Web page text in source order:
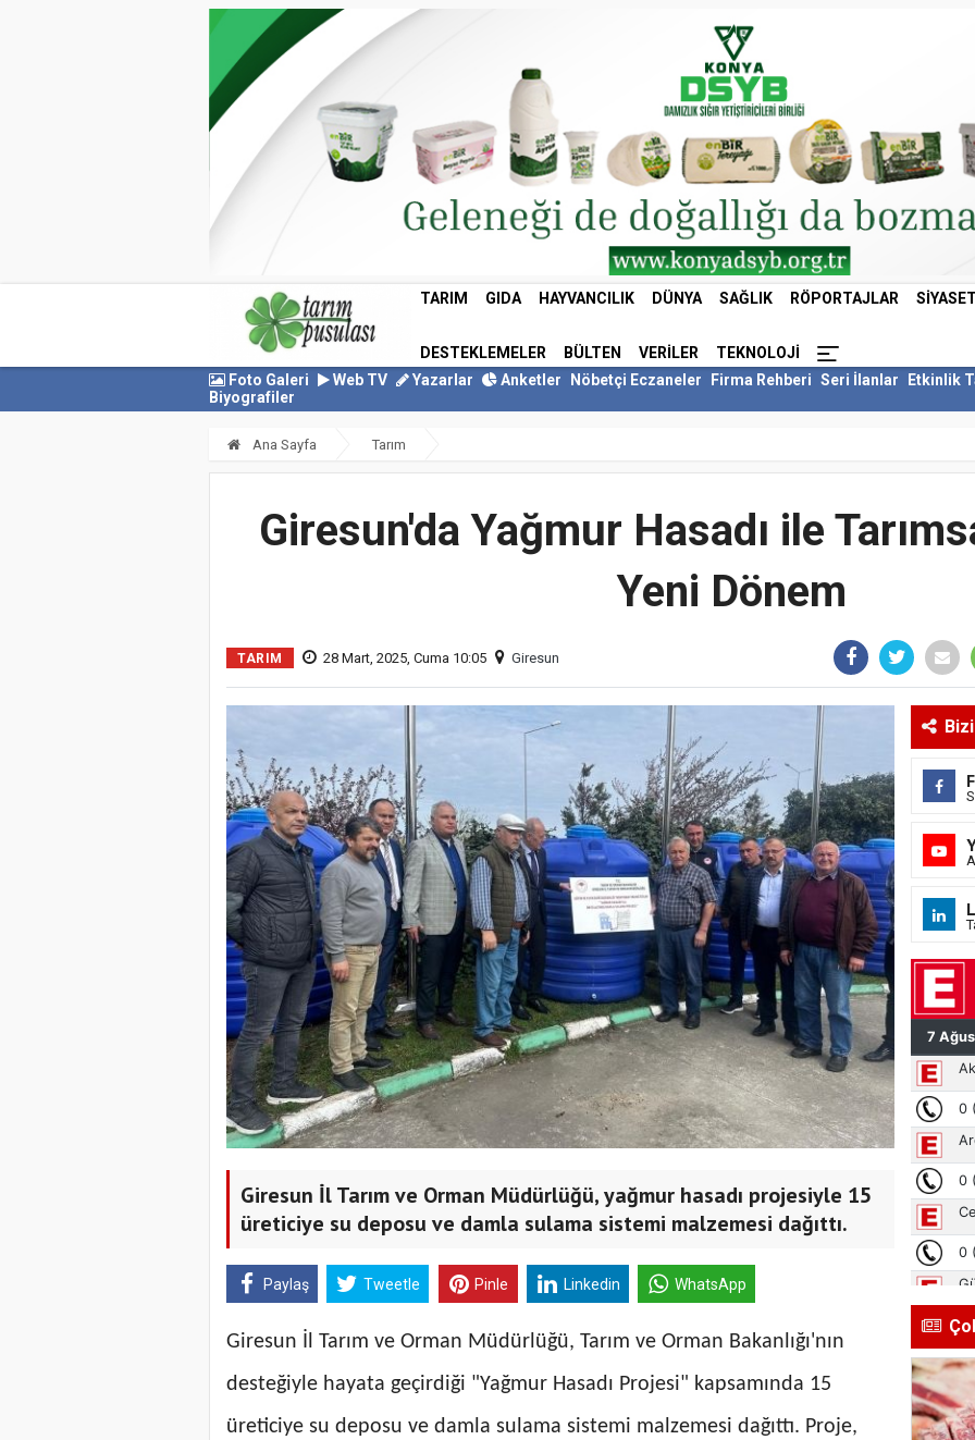
TARIM GIDA HAYVANCILIK DÜNYA SAĞLIK RÖPORTAJLAR SIYASET
DESTEKLEMELER BÜLTEN VERILER
TEKNOLOJI
Foto Galeri
Web TV Yazarlar Anketler Nöbetçi Eczaneler Firma Rehberi Seri İlanlar
Etkinlik
Biyografiler
Ana Sayfa Tarım
Giresun'da Yağmur Hasadı ile
Yeni Dönem
TARIM 28 Mart, 2025, Cuma 10:05 Giresun
Giresun İl Tarım ve Orman Müdürlüğü, yağmur hasadı projesiyle 15
üreticiye su deposu ve damla sulama sistemi malzemesi dağıttı.
Paylaş Tweetle Pinle Linkedin WhatsApp
Giresun İl Tarım ve Orman Müdürlüğü, Tarım ve Orman Bakanlığı'nın
desteğiyle hayata geçirdiği "Yağmur Hasadı Projesi" kapsamında 15
üreticiye su deposu ve damla sulama sistemi malzemesi dağıttı. Proje,